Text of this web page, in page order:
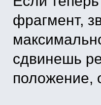
фрагмент,
сдвинешь
положение,